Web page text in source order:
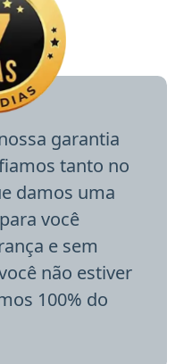
garantia
tanto no
damos uma
você
e sem
não estiver
100% do